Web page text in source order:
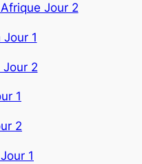
Jour 2
Jour 1
Jour 2
1
2
1